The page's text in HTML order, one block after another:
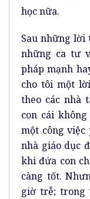
học nữa.
Sau những lời
những ca tư
pháp mạnh
cho tôi một
theo các nhà
con cái
một công việc
nhà giáo dục
khi đứa con
càng tốt.
giờ trễ; trong